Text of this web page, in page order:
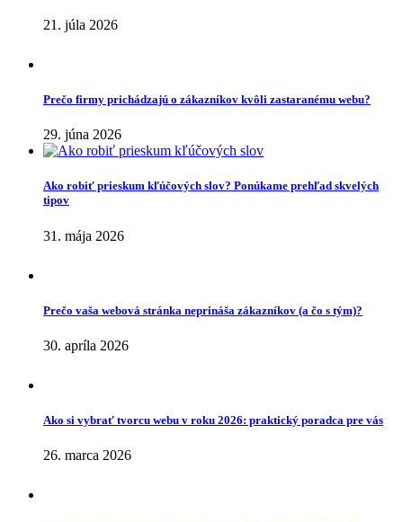
21. júla 2026
Prečo firmy prichádzajú o zákazníkov kvôli zastaranému webu?
29. júna 2026
Ako robiť prieskum kľúčových slov? Ponúkame prehľad skvelých
tipov
31. mája 2026
Prečo vaša webová stránka neprináša zákazníkov (a čo s tým)?
30. apríla 2026
Ako si vybrať tvorcu webu v roku 2026: praktický poradca pre vás
26. marca 2026